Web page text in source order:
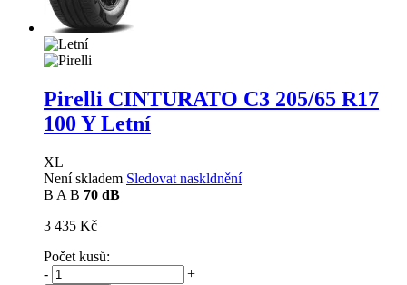
Pirelli CINTURATO C3 205/65 R17
100 Y Letní
XL
Není skladem Sledovat naskldnění
B A B 70 dB
3 435 Kč
Počet kusů:
-
+